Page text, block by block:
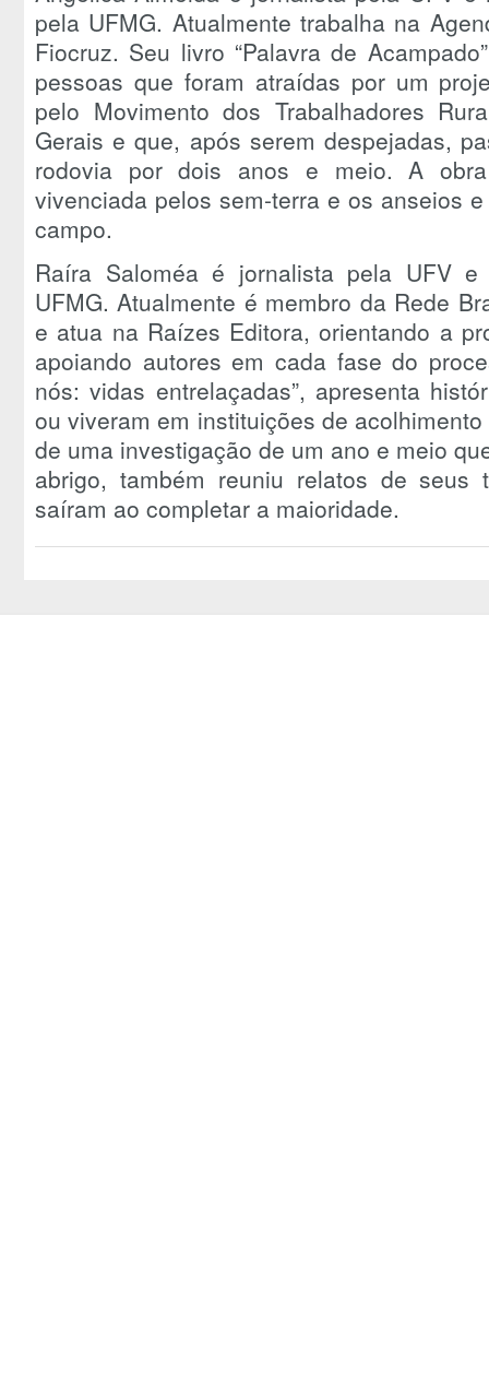
pela UFMG. Atualmente trabalha na
Fiocruz. Seu livro “Palavra de
pessoas que foram atraídas por um
pelo Movimento dos Trabalhadores
Gerais e que, após serem despejadas,
rodovia por dois anos e meio. A
vivenciada pelos sem-terra e os anseios
campo.
Raíra Saloméa é jornalista pela UFV
UFMG. Atualmente é membro da Rede
e atua na Raízes Editora, orientando a
apoiando autores em cada fase do
nós: vidas entrelaçadas”, apresenta
ou viveram em instituições de
de uma investigação de um ano e meio
abrigo, também reuniu relatos de seus
saíram ao completar a maioridade.